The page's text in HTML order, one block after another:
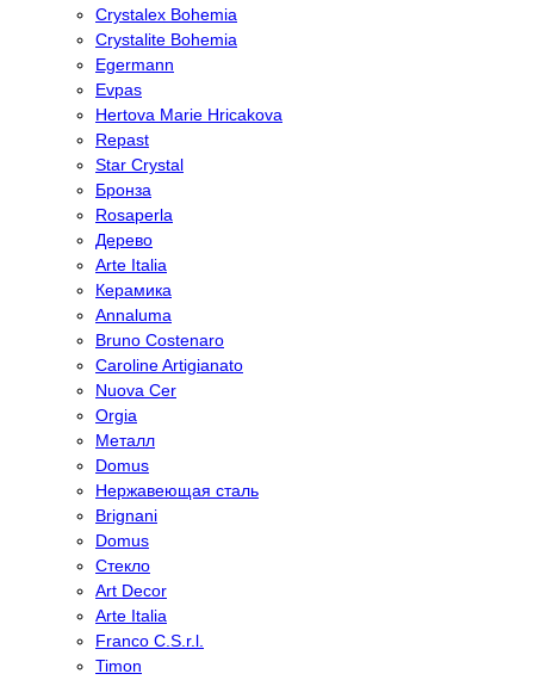
Crystalex Bohemia
Crystalite Bohemia
Egermann
Evpas
Hertova Marie Hricakova
Repast
Star Crystal
Бронза
Rosaperla
Дерево
Arte Italia
Керамика
Annaluma
Bruno Costenaro
Caroline Artigianato
Nuova Cer
Orgia
Металл
Domus
Нержавеющая сталь
Brignani
Domus
Стекло
Art Decor
Arte Italia
Franco C.S.r.l.
Timon